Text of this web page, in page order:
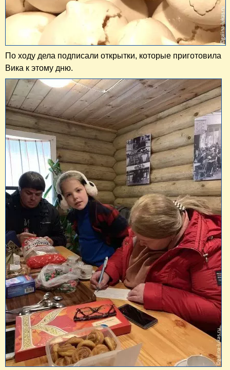
По ходу дела подписали открытки, которые приготовила
Вика к этому дню.